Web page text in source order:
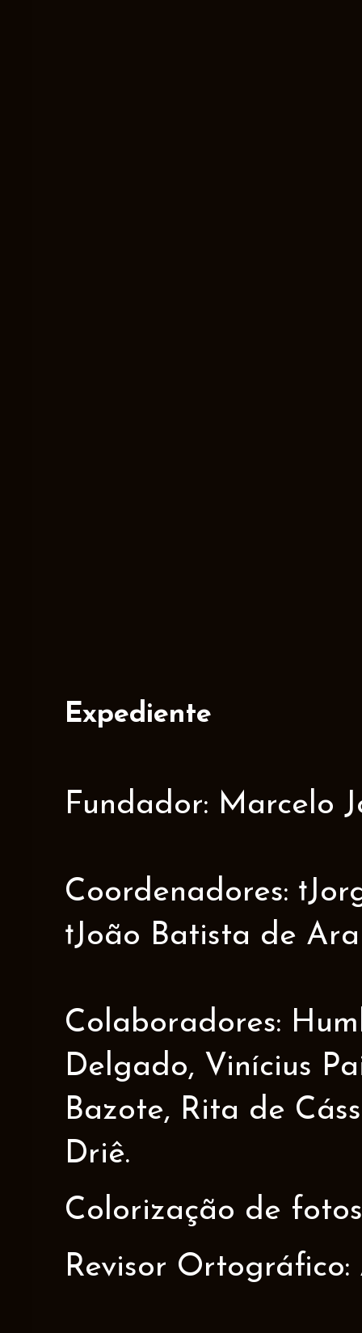
Expediente
Fundador: Marcelo
Coordenadores:
†João Batista de
Colaboradores:
Delgado, Vinícius
Bazote, Rita de
Driê.
Colorização de
Revisor Ortográfico: